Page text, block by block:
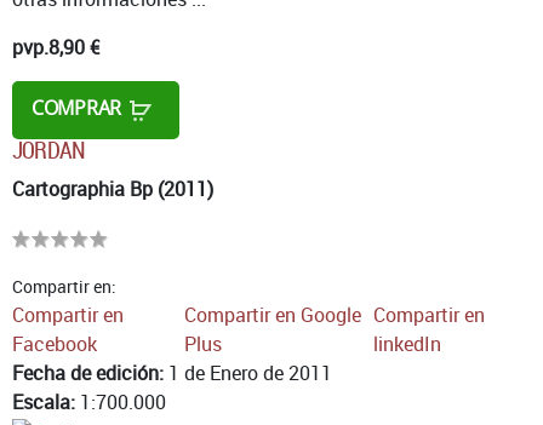
pvp.8,90 €
COMPRAR
JORDAN
Cartographia Bp (2011)
Compartir en:
Compartir en
Facebook
Compartir en Google
Plus
Compartir en
linkedIn
Fecha de edición: 1 de Enero de 2011
Escala: 1:700.000